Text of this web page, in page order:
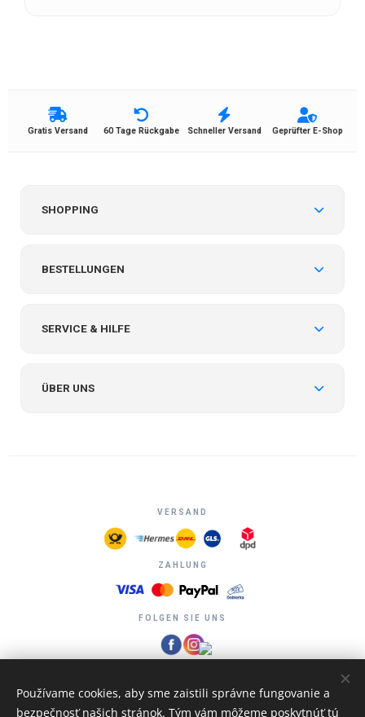
Gratis Versand 60 Tage Rückgabe Schneller Versand Geprüfter E-Shop
SHOPPING
BESTELLUNGEN
SERVICE & HILFE
ÜBER UNS
VERSAND
ZAHLUNG
FOLGEN SIE UNS
Používame cookies, aby sme zaistili správne fungovanie a
bezpečnosť našich stránok. Tým vám môžeme poskytnúť tú